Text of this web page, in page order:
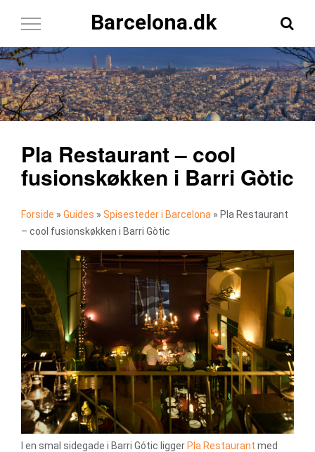
Barcelona.dk
Toggle
Pla Restaurant – cool
fusionskøkken i Barri Gòtic
Forside » Guides » Spisesteder i Barcelona » Pla Restaurant
– cool fusionskøkken i Barri Gòtic
I en smal sidegade i Barri Gótic ligger Pla Restaurant med